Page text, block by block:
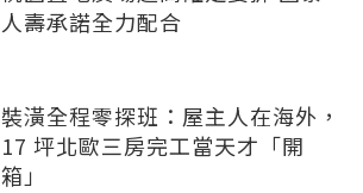
人壽承諾全力配合
裝潢全程零探班：屋主人在海外，
17 坪北歐三房完工當天才「開
箱」